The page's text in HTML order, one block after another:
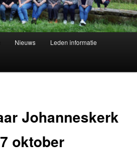
Nieuws Leden informatie
Johanneskerk
oktober